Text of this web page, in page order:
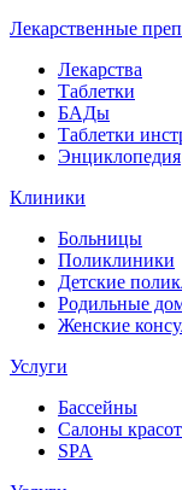
Лекарственные
Лекарства
Таблетки
БАДы
Таблетки
Энциклопедия
Клиники
Больницы
Поликлиники
Детские
Родильные
Женские
Услуги
Бассейны
Салоны
SPA